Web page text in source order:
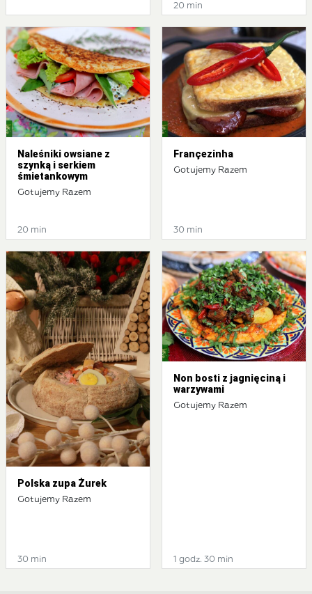
20 min
Naleśniki owsiane z
szynką i serkiem
śmietankowym
Gotujemy Razem
20 min
Françezinha
Gotujemy Razem
30 min
Polska zupa Żurek
Gotujemy Razem
30 min
Non bosti z jagnięciną i
warzywami
Gotujemy Razem
1 godz. 30 min